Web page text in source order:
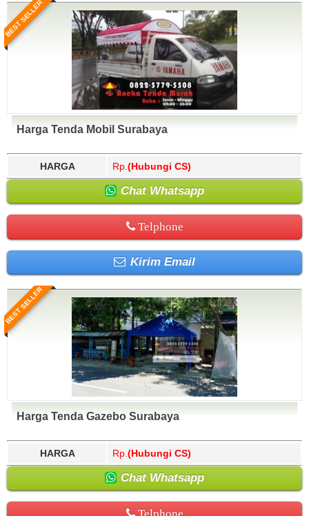
BEST SELLER
Harga Tenda Mobil Surabaya
HARGA Rp. (Hubungi CS)
Chat Whatsapp
Telphone
Kirim Email
BEST SELLER
Harga Tenda Gazebo Surabaya
HARGA Rp. (Hubungi CS)
Chat Whatsapp
Telphone